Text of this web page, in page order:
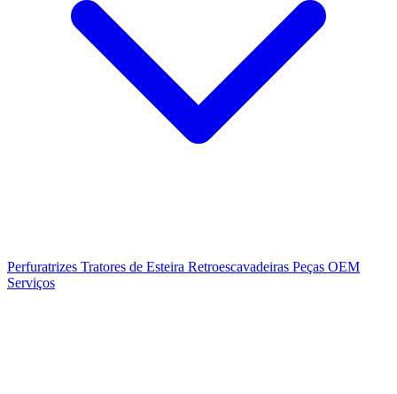
Perfuratrizes Tratores de Esteira Retroescavadeiras Peças OEM
Serviços